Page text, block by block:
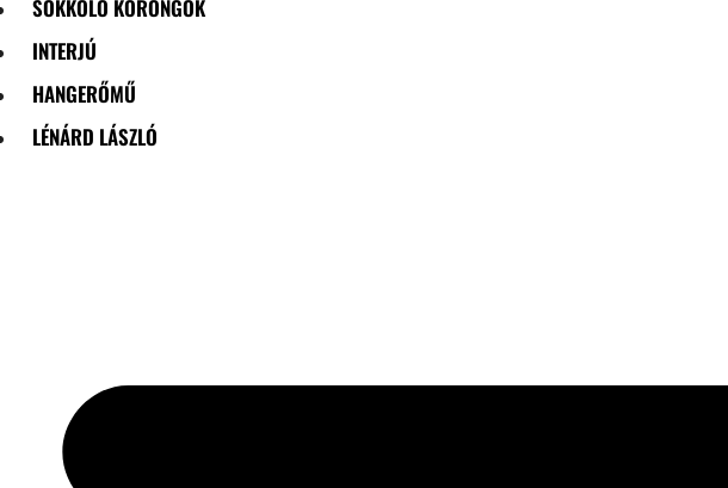
SOKKOLÓ KORONGOK
INTERJÚ
HANGERŐMŰ
LÉNÁRD LÁSZLÓ